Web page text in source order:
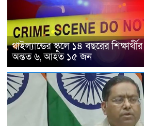
থাইল্যান্ডের স্কুলে ১৪ বছরের
অন্তত ৬, আহত ১৫ জন